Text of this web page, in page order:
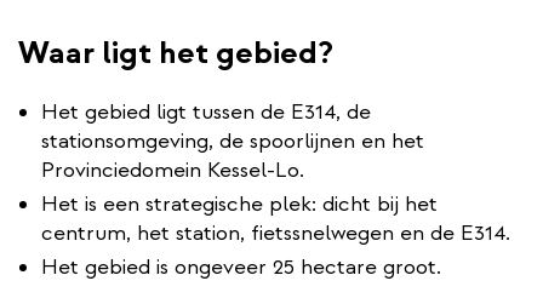
Waar ligt het gebied?
Het gebied ligt tussen de E314, de
stationsomgeving, de spoorlijnen en het
Provinciedomein Kessel-Lo.
Het is een strategische plek: dicht bij het
centrum, het station, fietssnelwegen en de E314.
Het gebied is ongeveer 25 hectare groot.